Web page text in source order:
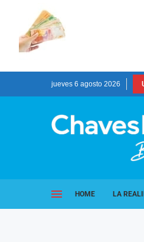
jueves 6 agosto 2026
HOME LA